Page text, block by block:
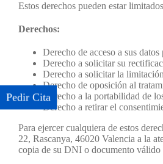
Estos derechos pueden estar
Derechos:
Derecho de acceso a sus datos
Derecho a solicitar su
Derecho a solicitar la
Derecho de oposición al
Derecho a la portabilidad de
Derecho a retirar el
Para ejercer cualquiera de estos
22, Rascanya, 46020 Valencia a la
copia de su DNI o documento
Pedir Cita